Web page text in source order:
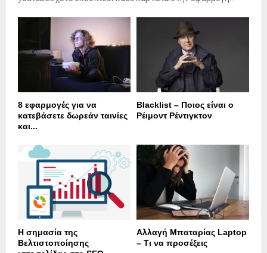
8 εφαρμογές για να
κατεβάσετε δωρεάν ταινίες
και...
Blacklist – Ποιος είναι ο
Ρέιμοντ Ρέντιγκτον
Η σημασία της
Βελτιστοποίησης
Αλλαγή Μπαταρίας Laptop
– Τι να προσέξεις